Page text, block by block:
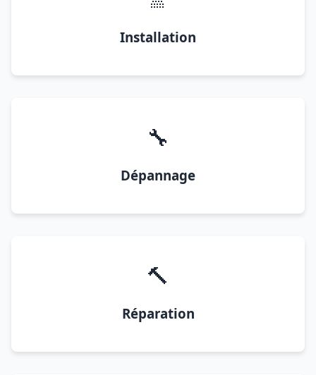
Installation
🔧
Dépannage
🔨
Réparation